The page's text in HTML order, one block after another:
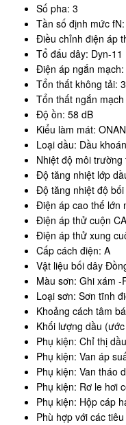
Số pha: 3
Tần số định mức
Điều chỉnh điện áp
Tổ đấu dây: Dyn-11
Điện áp ngắn
Tổn thất không tải:
Tổn thất ngắn
Độ ồn: 58 dB
Kiểu làm mát: ONAN
Loại dầu: Dầu
Nhiệt độ môi trường
Độ tăng nhiệt
Độ tăng nhiệt độ bối
Điện áp cao thế lớn
Điện áp thử cuộn
Điện áp thử xung
Cấp cách điện: A
Vật liệu bối dây
Màu sơn: Ghi xám -
Loại sơn: Sơn tĩnh
Khoảng cách tâm
Khối lượng dầu
Phụ kiện: Chỉ thị dầu
Phụ kiện: Van áp
Phụ kiện: Van tháo
Phụ kiện: Rơ le hơi
Phụ kiện: Hộp cáp
Phù hợp với các